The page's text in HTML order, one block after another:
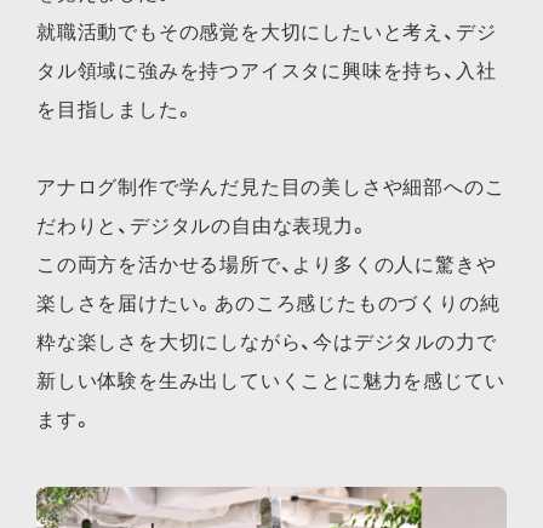
就職活動でもその感覚を大切にしたいと考え、デジ
タル領域に強みを持つアイスタに興味を持ち、入社
を目指しました。
アナログ制作で学んだ見た目の美しさや細部へのこ
だわりと、デジタルの自由な表現力。
この両方を活かせる場所で、より多くの人に驚きや
楽しさを届けたい。あのころ感じたものづくりの純
粋な楽しさを大切にしながら、今はデジタルの力で
新しい体験を生み出していくことに魅力を感じてい
ます。